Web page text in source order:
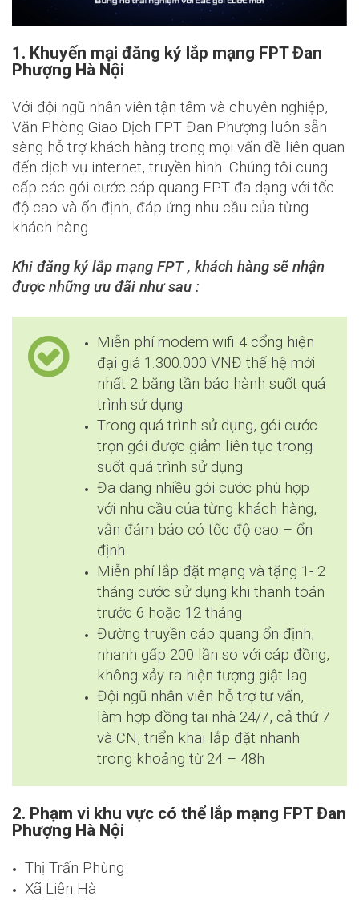
1. Khuyến mại đăng ký lắp mạng FPT Đan
Phượng Hà Nội
Với đội ngũ nhân viên tận tâm và chuyên nghiệp,
Văn Phòng Giao Dịch FPT Đan Phượng luôn sẵn
sàng hỗ trợ khách hàng trong mọi vấn đề liên quan
đến dịch vụ internet, truyền hình. Chúng tôi cung
cấp các gói cước cáp quang FPT đa dạng với tốc
độ cao và ổn định, đáp ứng nhu cầu của từng
khách hàng.
Khi đăng ký lắp mạng FPT , khách hàng sẽ nhận
được những ưu đãi như sau :
Miễn phí modem wifi 4 cổng hiện
đại giá 1.300.000 VNĐ thế hệ mới
nhất 2 băng tần bảo hành suốt quá
trình sử dụng
Trong quá trình sử dụng, gói cước
trọn gói được giảm liên tục trong
suốt quá trình sử dụng
Đa dạng nhiều gói cước phù hợp
với nhu cầu của từng khách hàng,
vẫn đảm bảo có tốc độ cao – ổn
định
Miễn phí lắp đặt mạng và tặng 1- 2
tháng cước sử dụng khi thanh toán
trước 6 hoặc 12 tháng
Đường truyền cáp quang ổn định,
nhanh gấp 200 lần so với cáp đồng,
không xảy ra hiện tượng giật lag
Đội ngũ nhân viên hỗ trợ tư vấn,
làm hợp đồng tại nhà 24/7, cả thứ 7
và CN, triển khai lắp đặt nhanh
trong khoảng từ 24 – 48h
2. Phạm vi khu vực có thể lắp mạng FPT Đan
Phượng Hà Nội
Thị Trấn Phùng
Xã Liên Hà